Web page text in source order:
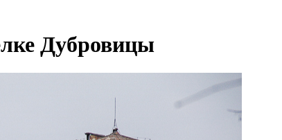
Дубровицы